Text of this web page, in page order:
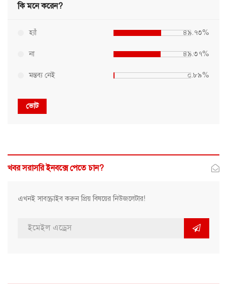
কি মনে করেন?
হ্যাঁ ৪৯.৭৩%
না ৪৯.৩৭%
মন্তব্য নেই ০.৮৯%
ভোট
খবর সরাসরি ইনবক্সে পেতে চান?
এখনই সাবস্ক্রাইব করুন প্রিয় বিষয়ের নিউজলেটার!